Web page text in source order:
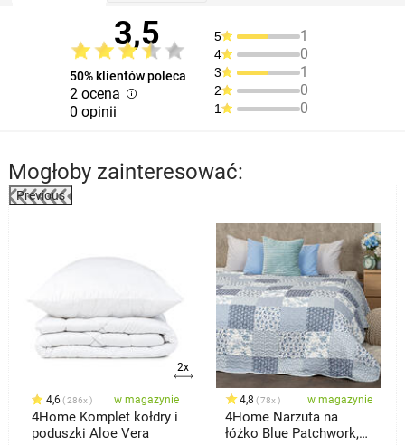
3,5
50% klientów poleca
2 ocena
0 opinii
5 1
4 0
3 1
2 0
1 0
Mogłoby zainteresować:
Previous
2x
4,6 286x w magazynie
4Home Komplet kołdry i
poduszki Aloe Vera
4,8 78x w magazynie
4Home Narzuta na
łóżko Blue Patchwork,